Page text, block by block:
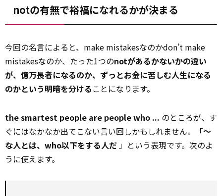
notの有無で裕福になれるかが決まる
今回の名言によると、make mistakesなのかdon’t make
mistakesなのか、たった1つのnotがあるかないかの違い
が、億万長者になるのか、ずっとお金に苦しむ人生になる
のかという明暗を分けることになります。
the smartest people are people who ... のところが、す
ぐにはなかなか出てこない言い回しかもしれません。「～
な人とは、who以下をする人だ 」という表現です。次のよ
うに使えます。